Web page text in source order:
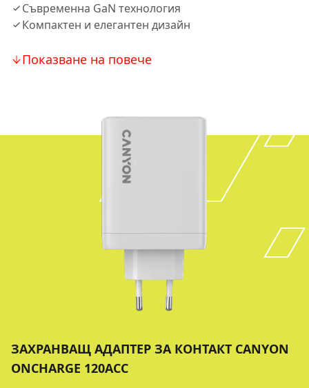
Съвременна GaN технология
Компактен и елегантен дизайн
Показване на повече
ЗАХРАНВАЩ АДАПТЕР ЗА КОНТАКТ CANYON
ONCHARGE 120ACC